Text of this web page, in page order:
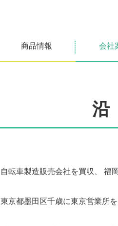
商品情報 会社
沿
自転車製造販売会社を買収、 福
東京都墨田区千歳に東京営業所